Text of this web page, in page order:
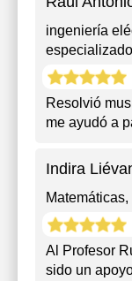
ingeniería
especializado
Resolvió
me ayudó a
Indira
Matemáticas,
Al Profesor
sido un